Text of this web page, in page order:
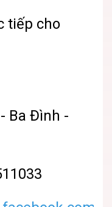
tiếp cho
Ba Đình -